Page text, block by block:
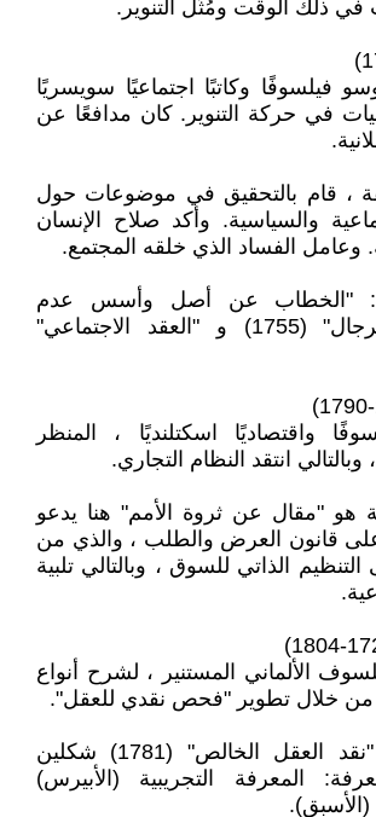
في ذلك الوقت ومُثُل التنوير.
فيلسوفًا وكاتبًا اجتماعيًا سويسريًا
في حركة التنوير. كان مدافعًا عن
، قام بالتحقيق في موضوعات حول
والسياسية. وأكد صلاح الإنسان
وعامل الفساد الذي خلقه المجتمع.
"الخطاب عن أصل وأسس عدم
المساواة بين الرجال" (1755) و "العقد الاجتماعي"
واقتصاديًا اسكتلنديًا ، المنظر
وبالتالي انتقد النظام التجاري.
هو "مقال عن ثروة الأمم" هنا يدعو
على قانون العرض والطلب ، والذي من
الذاتي للسوق ، وبالتالي تلبية
الألماني المستنير ، لشرح أنواع
من خلال تطوير "فحص نقدي للعقل".
يقدم في عمله "نقد العقل الخالص" (1781) شكلين
المعرفة التجريبية (الأبيرس)
(الأسبق).